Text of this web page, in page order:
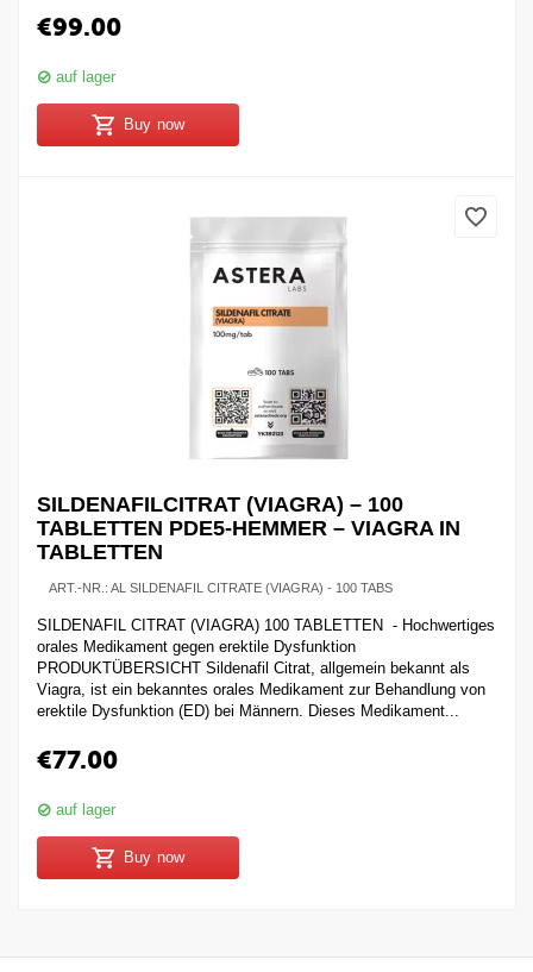
€99.00
auf lager
Buy now
SILDENAFILCITRAT (VIAGRA) – 100
TABLETTEN PDE5-HEMMER – VIAGRA IN
TABLETTEN
ART.-NR.: AL SILDENAFIL CITRATE (VIAGRA) - 100 TABS
SILDENAFIL CITRAT (VIAGRA) 100 TABLETTEN - Hochwertiges
orales Medikament gegen erektile Dysfunktion
PRODUKTÜBERSICHT Sildenafil Citrat, allgemein bekannt als
Viagra, ist ein bekanntes orales Medikament zur Behandlung von
erektile Dysfunktion (ED) bei Männern. Dieses Medikament...
€77.00
auf lager
Buy now